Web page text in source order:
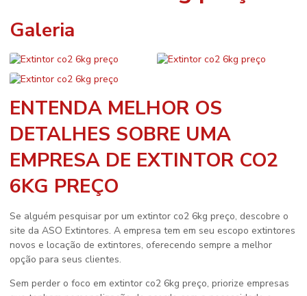
Galeria
ENTENDA MELHOR OS
DETALHES SOBRE UMA
EMPRESA DE EXTINTOR CO2
6KG PREÇO
Se alguém pesquisar por um extintor co2 6kg preço, descobre o
site da ASO Extintores. A empresa tem em seu escopo extintores
novos e locação de extintores, oferecendo sempre a melhor
opção para seus clientes.
Sem perder o foco em extintor co2 6kg preço, priorize empresas